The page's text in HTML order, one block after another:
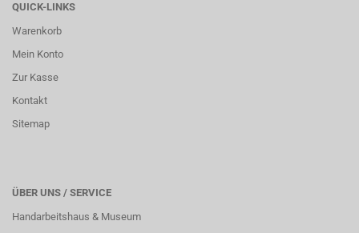
QUICK-LINKS
Warenkorb
Mein Konto
Zur Kasse
Kontakt
Sitemap
ÜBER UNS / SERVICE
Handarbeitshaus & Museum